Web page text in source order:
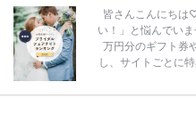
皆さんこんにちは
い！」と悩んでい
万円分のギフト券
し、サイトごとに
ンペーン特典ラン